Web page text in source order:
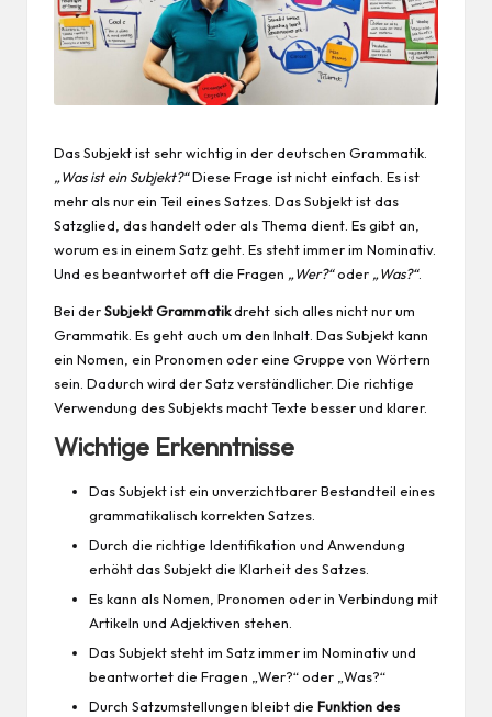
Das Subjekt ist sehr wichtig in der deutschen Grammatik.
„Was ist ein Subjekt?“Diese Frage ist nicht einfach. Es ist
mehr als nur ein Teil eines Satzes. Das Subjekt ist das
Satzglied, das handelt oder als Thema dient. Es gibt an,
worum es in einem Satz geht. Es steht immer im Nominativ.
Und es beantwortet oft die Fragen „Wer?“oder „Was?“.
Bei derSubjekt Grammatikdreht sich alles nicht nur um
Grammatik. Es geht auch um den Inhalt. Das Subjekt kann
ein Nomen, ein Pronomen oder eine Gruppe von Wörtern
sein. Dadurch wird der Satz verständlicher. Die richtige
Verwendung des Subjekts macht Texte besser und klarer.
Wichtige Erkenntnisse
Das Subjekt ist ein unverzichtbarer Bestandteil eines
grammatikalisch korrekten Satzes.
Durch die richtige Identifikation und Anwendung
erhöht das Subjekt die Klarheit des Satzes.
Es kann als Nomen, Pronomen oder in Verbindung mit
Artikeln und Adjektiven stehen.
Das Subjekt steht im Satz immer im Nominativ und
beantwortet die Fragen „Wer?“ oder „Was?“
Durch Satzumstellungen bleibt die Funktion des